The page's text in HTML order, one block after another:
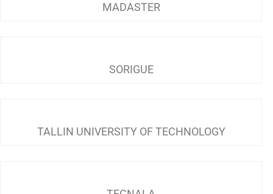
MADASTER
SORIGUE
TALLIN UNIVERSITY OF TECHNOLOGY